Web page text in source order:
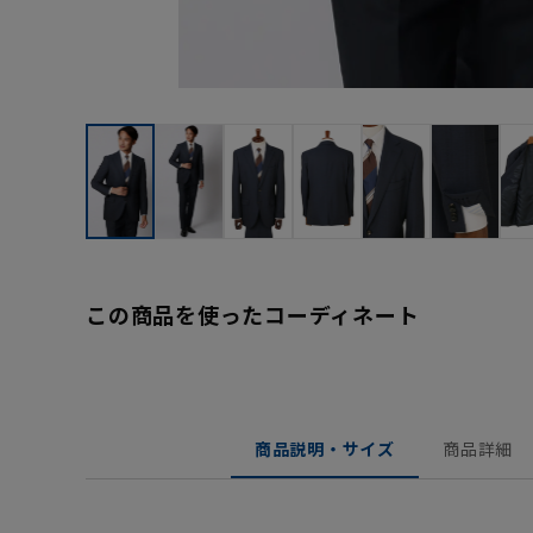
この商品を使ったコーディネート
商品説明・サイズ 商品詳細